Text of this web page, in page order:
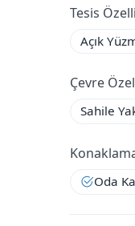
Tesis
Açık
Çevre
Sahile
Oda